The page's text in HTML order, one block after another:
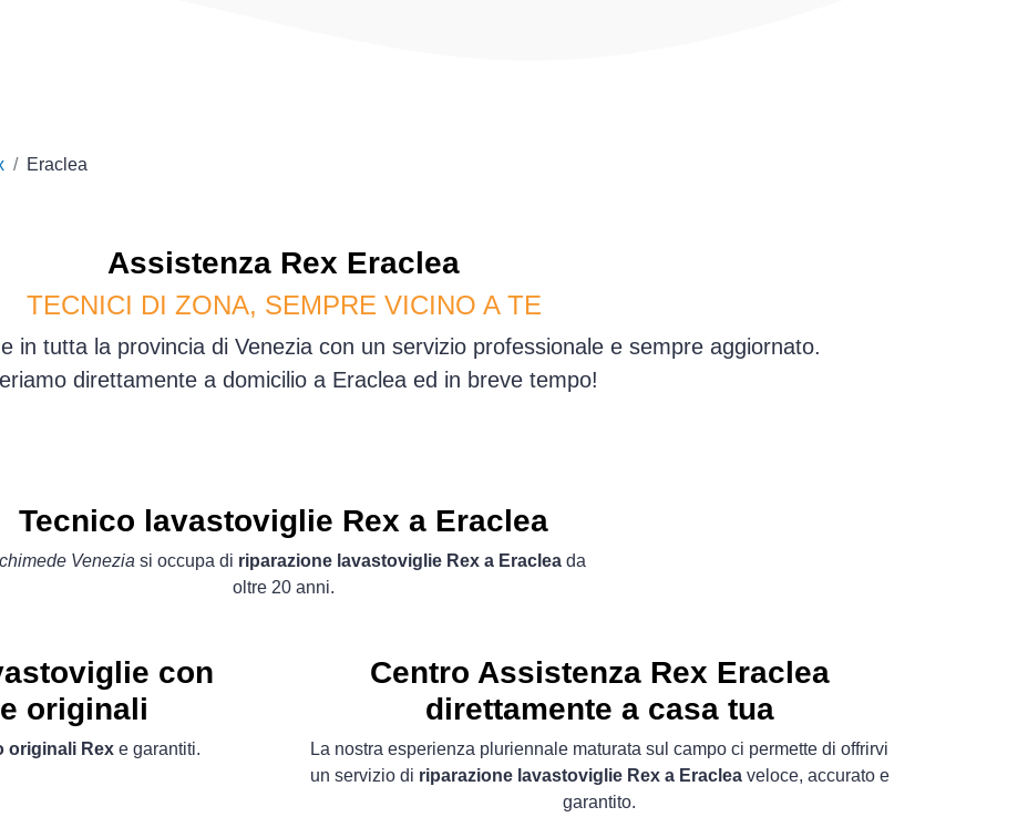
Eraclea
Assistenza Rex Eraclea
TECNICI DI ZONA, SEMPRE VICINO A TE
in tutta la provincia di Venezia con un servizio professionale e sempre aggiornato.
direttamente a domicilio a Eraclea ed in breve tempo!
Tecnico lavastoviglie Rex a Eraclea
Venezia si occupa di riparazione lavastoviglie Rex a Eraclea da
oltre 20 anni.
con
originali
originali Rexe garantiti.
Centro Assistenza Rex Eraclea
direttamente a casa tua
La nostra esperienza pluriennale maturata sul campo ci permette di offrirvi
un servizio di riparazione lavastoviglie Rex a Eracleaveloce, accurato e
garantito.